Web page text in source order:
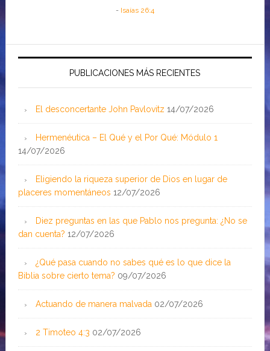
- Isaías 26:4
PUBLICACIONES MÁS RECIENTES
El desconcertante John Pavlovitz 14/07/2026
Hermenéutica – El Qué y el Por Qué: Módulo 1
14/07/2026
Eligiendo la riqueza superior de Dios en lugar de
placeres momentáneos 12/07/2026
Diez preguntas en las que Pablo nos pregunta: ¿No se
dan cuenta? 12/07/2026
¿Qué pasa cuando no sabes qué es lo que dice la
Biblia sobre cierto tema? 09/07/2026
Actuando de manera malvada 02/07/2026
2 Timoteo 4:3 02/07/2026